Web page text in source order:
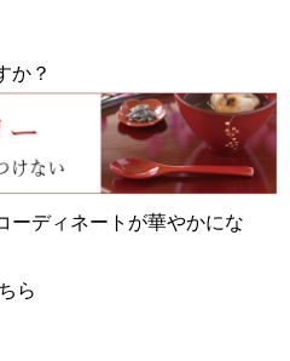
か？
ーディネートが華やかにな
ら